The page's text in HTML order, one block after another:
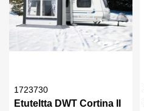
1723730
Etuteltta DWT Cortina II